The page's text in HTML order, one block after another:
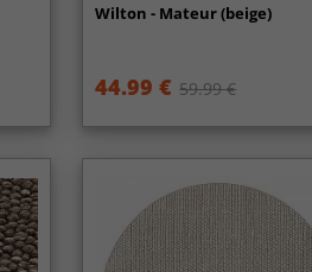
Wilton - Mateur (beige)
44.99 € 59.99 €